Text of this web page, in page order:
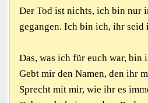
Der Tod ist nichts, ich bin nur
gegangen. Ich bin ich, ihr seid
Das, was ich für euch war, bin
Gebt mir den Namen, den ihr
Sprecht mit mir, wie ihr es